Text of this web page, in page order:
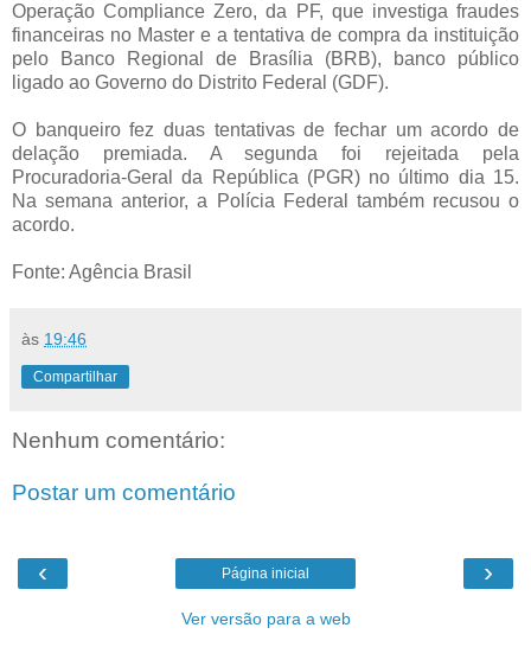
Operação Compliance Zero, da PF, que investiga fraudes
financeiras no Master e a tentativa de compra da instituição
pelo Banco Regional de Brasília (BRB), banco público
ligado ao Governo do Distrito Federal (GDF).
O banqueiro fez duas tentativas de fechar um acordo de
delação premiada. A segunda foi rejeitada pela
Procuradoria-Geral da República (PGR) no último dia 15.
Na semana anterior, a Polícia Federal também recusou o
acordo.
Fonte: Agência Brasil
às 19:46
Compartilhar
Nenhum comentário:
Postar um comentário
‹ ›
Página inicial
Ver versão para a web